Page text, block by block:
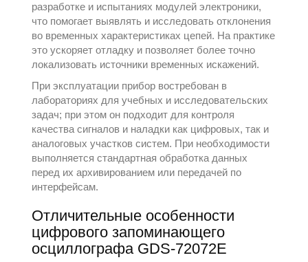
разработке и испытаниях модулей электроники,
что помогает выявлять и исследовать отклонения
во временных характеристиках цепей. На практике
это ускоряет отладку и позволяет более точно
локализовать источники временных искажений.
При эксплуатации прибор востребован в
лабораториях для учебных и исследовательских
задач; при этом он подходит для контроля
качества сигналов и наладки как цифровых, так и
аналоговых участков систем. При необходимости
выполняется стандартная обработка данных
перед их архивированием или передачей по
интерфейсам.
Отличительные особенности
цифрового запоминающего
осциллографа GDS-72072E